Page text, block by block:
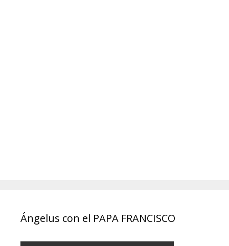
Ángelus con el PAPA FRANCISCO